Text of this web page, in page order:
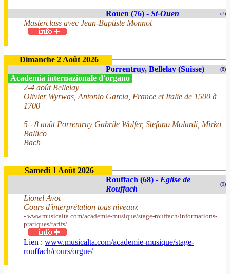
Rouen (76) - St-Ouen (7)
Masterclass avec Jean-Baptiste Monnot
Dimanche 2 Août 2026
Porrentruy, Bellelay (Suisse)
(8)
Academia internazionale d'organo
2-4 août Bellelay
Olivier Wyrwas, Antonio Garcia, France et Italie de 1500 à
1700
5 - 8 août Porrentruy Gabrile Wolfer, Stefano Molardi, Mirko
Ballico
Bach
Samedi 1 Août 2026
Rouffach (68) - Eglise de
Rouffach
(9)
Lionel Avot
Cours d'interprétation tous niveaux
- www.musicalta.com/academie-musique/stage-rouffach/informations-
pratiques/tarifs/
Lien : www.musicalta.com/academie-musique/stage-
rouffach/cours/orgue/